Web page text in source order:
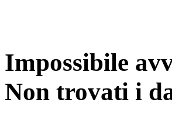
Impossibile
Non trovati i